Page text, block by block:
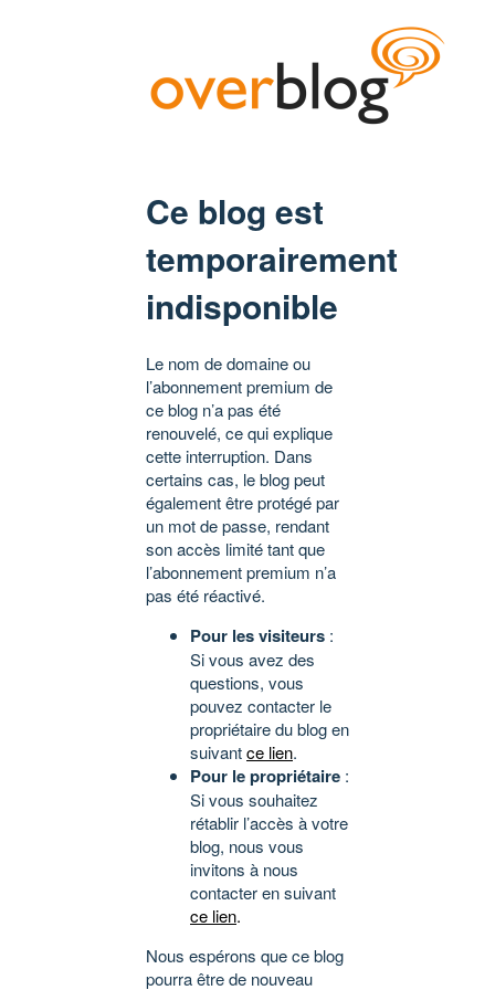
Ce blog est
temporairement
indisponible
Le nom de domaine ou
l’abonnement premium de
ce blog n’a pas été
renouvelé, ce qui explique
cette interruption. Dans
certains cas, le blog peut
également être protégé par
un mot de passe, rendant
son accès limité tant que
l’abonnement premium n’a
pas été réactivé.
Pour les visiteurs :
Si vous avez des
questions, vous
pouvez contacter le
propriétaire du blog en
suivantce lien.
Pour le propriétaire :
Si vous souhaitez
rétablir l’accès à votre
blog, nous vous
invitons à nous
contacter en suivant
ce lien.
Nous espérons que ce blog
pourra être de nouveau